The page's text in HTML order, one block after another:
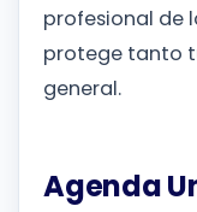
profesional de
protege tanto
general.
Agenda